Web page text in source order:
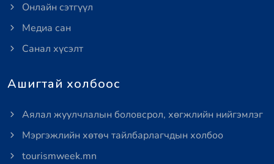
Онлайн сэтгүүл
Медиа сан
Санал хүсэлт
Ашигтай холбоос
Аялал жуулчлалын боловсрол, хөгжлийн нийгэмлэг
Мэргэжлийн хөтөч тайлбарлагчдын холбоо
tourismweek.mn